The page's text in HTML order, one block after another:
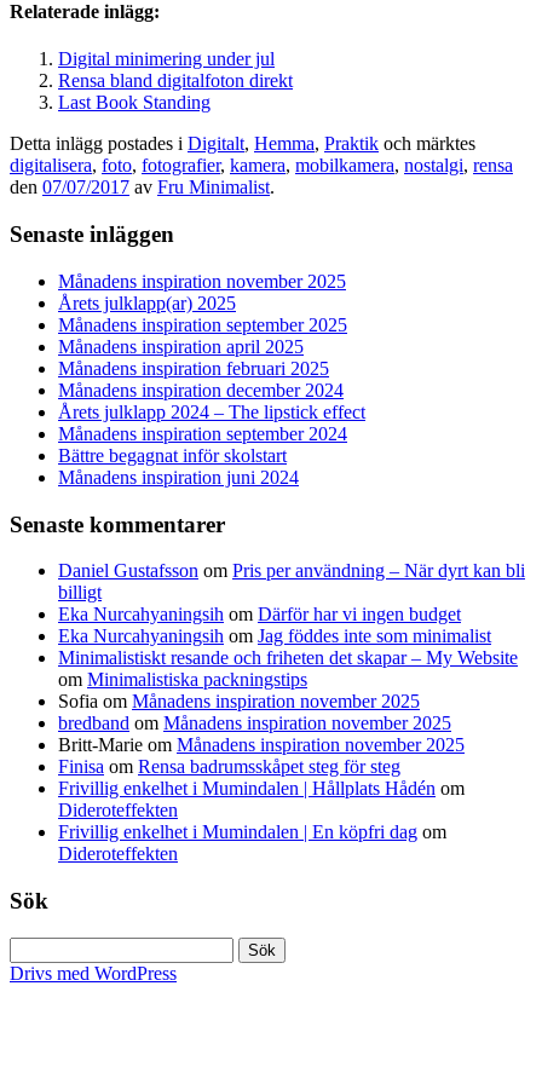
Relaterade inlägg:
Digital minimering under jul
Rensa bland digitalfoton direkt
Last Book Standing
Detta inlägg postades i Digitalt, Hemma, Praktik och märktes
digitalisera, foto, fotografier, kamera, mobilkamera, nostalgi, rensa
den 07/07/2017 av Fru Minimalist.
Senaste inläggen
Månadens inspiration november 2025
Årets julklapp(ar) 2025
Månadens inspiration september 2025
Månadens inspiration april 2025
Månadens inspiration februari 2025
Månadens inspiration december 2024
Årets julklapp 2024 – The lipstick effect
Månadens inspiration september 2024
Bättre begagnat inför skolstart
Månadens inspiration juni 2024
Senaste kommentarer
Daniel Gustafsson om Pris per användning – När dyrt kan bli
billigt
Eka Nurcahyaningsih om Därför har vi ingen budget
Eka Nurcahyaningsih om Jag föddes inte som minimalist
Minimalistiskt resande och friheten det skapar – My Website
om Minimalistiska packningstips
Sofia om Månadens inspiration november 2025
bredband om Månadens inspiration november 2025
Britt-Marie om Månadens inspiration november 2025
Finisa om Rensa badrumsskåpet steg för steg
Frivillig enkelhet i Mumindalen | Hållplats Hådén om
Dideroteffekten
Frivillig enkelhet i Mumindalen | En köpfri dag om
Dideroteffekten
Sök
efter:
Drivs med WordPress